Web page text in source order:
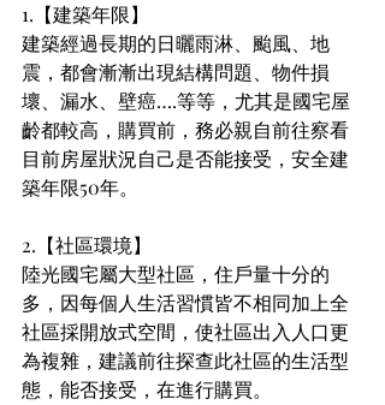
1.【建築年限】
建築經過長期的日曬雨淋、颱風、地
震，都會漸漸出現結構問題、物件損
壞、漏水、壁癌….等等，尤其是國宅屋
齡都較高，購買前，務必親自前往察看
目前房屋狀況自己是否能接受，安全建
築年限50年。
2.【社區環境】
陸光國宅屬大型社區，住戶量十分的
多，因每個人生活習慣皆不相同加上全
社區採開放式空間，使社區出入人口更
為複雜，建議前往探查此社區的生活型
態，能否接受，在進行購買。